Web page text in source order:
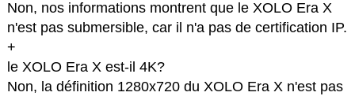
Non, nos informations montrent que le XOLO Era X
n'est pas submersible, car il n'a pas de certification IP.
+
le XOLO Era X est-il 4K?
Non, la définition 1280x720 du XOLO Era X n'est pas